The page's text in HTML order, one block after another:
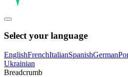
Select your language
EnglishFrenchItalianSpanishGerman
Ukrainian
Breadcrumb